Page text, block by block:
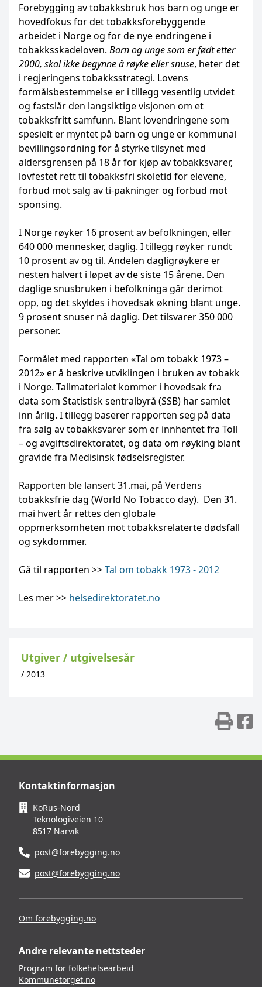
Forebygging av tobakksbruk hos barn og unge er
hovedfokus for det tobakksforebyggende
arbeidet i Norge og for de nye endringene i
tobakksskadeloven. Barn og unge som er født etter
2000, skal ikke begynne å røyke eller snuse, heter det
i regjeringens tobakksstrategi. Lovens
formålsbestemmelse er i tillegg vesentlig utvidet
og fastslår den langsiktige visjonen om et
tobakksfritt samfunn. Blant lovendringene som
spesielt er myntet på barn og unge er kommunal
bevillingsordning for å styrke tilsynet med
aldersgrensen på 18 år for kjøp av tobakksvarer,
lovfestet rett til tobakksfri skoletid for elevene,
forbud mot salg av ti-pakninger og forbud mot
sponsing.
I Norge røyker 16 prosent av befolkningen, eller
640 000 mennesker, daglig. I tillegg røyker rundt
10 prosent av og til. Andelen dagligrøykere er
nesten halvert i løpet av de siste 15 årene. Den
daglige snusbruken i befolkninga går derimot
opp, og det skyldes i hovedsak økning blant unge.
9 prosent snuser nå daglig. Det tilsvarer 350 000
personer.
Formålet med rapporten «Tal om tobakk 1973 –
2012» er å beskrive utviklingen i bruken av tobakk
i Norge. Tallmaterialet kommer i hovedsak fra
data som Statistisk sentralbyrå (SSB) har samlet
inn årlig. I tillegg baserer rapporten seg på data
fra salg av tobakksvarer som er innhentet fra Toll
– og avgiftsdirektoratet, og data om røyking blant
gravide fra Medisinsk fødselsregister.
Rapporten ble lansert 31.mai, på Verdens
tobakksfrie dag (World No Tobacco day). Den 31.
mai hvert år rettes den globale
oppmerksomheten mot tobakksrelaterte dødsfall
og sykdommer.
Gå til rapporten >>Tal om tobakk 1973 - 2012
Les mer >> helsedirektoratet.no
Utgiver / utgivelsesår
/ 2013
Kontaktinformasjon
KoRus-Nord
Teknologiveien 10
8517 Narvik
post@forebygging.no
post@forebygging.no
Om forebygging.no
Andre relevante nettsteder
Program for folkehelsearbeid
Kommunetorget.no